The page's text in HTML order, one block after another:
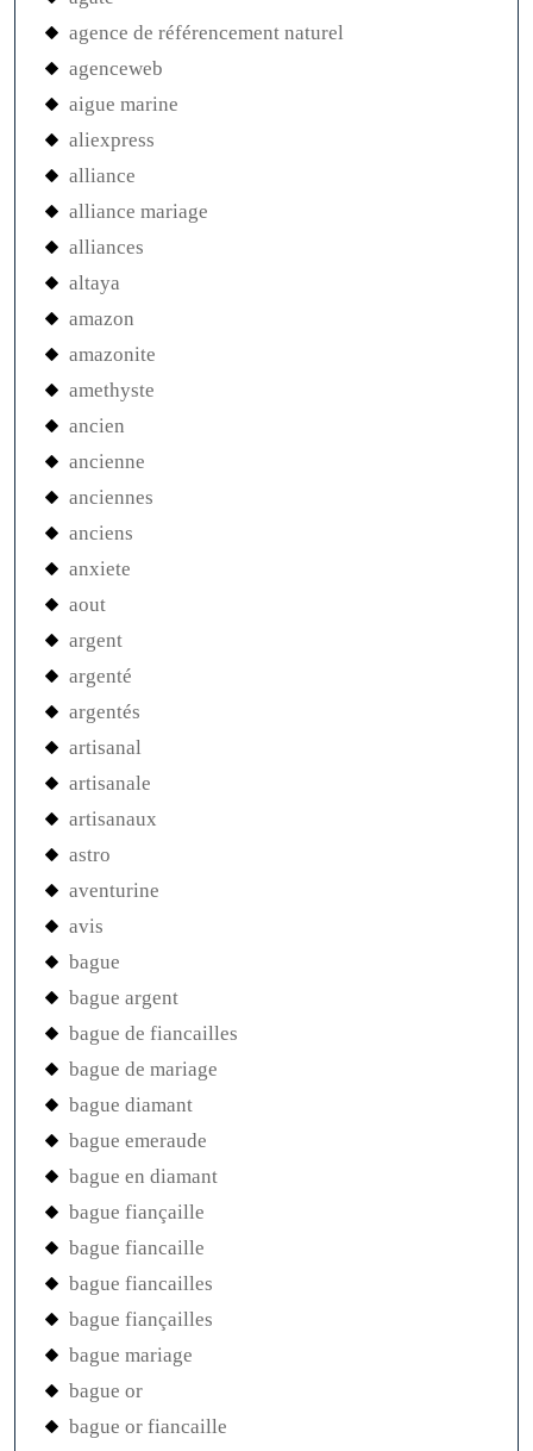
agence de référencement naturel
agenceweb
aigue marine
aliexpress
alliance
alliance mariage
alliances
altaya
amazon
amazonite
amethyste
ancien
ancienne
anciennes
anciens
anxiete
aout
argent
argenté
argentés
artisanal
artisanale
artisanaux
astro
aventurine
avis
bague
bague argent
bague de fiancailles
bague de mariage
bague diamant
bague emeraude
bague en diamant
bague fiançaille
bague fiancaille
bague fiancailles
bague fiançailles
bague mariage
bague or
bague or fiancaille